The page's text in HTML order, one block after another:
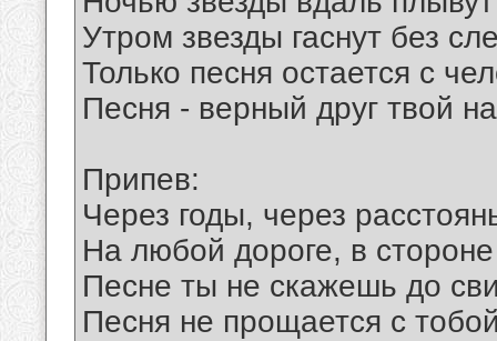
Утром звезды гаснут без
Только песня остается с
Песня - верный друг твой
Припев:
Через годы, через
На любой дороге, в
Песне ты не скажешь до
Песня не прощается с